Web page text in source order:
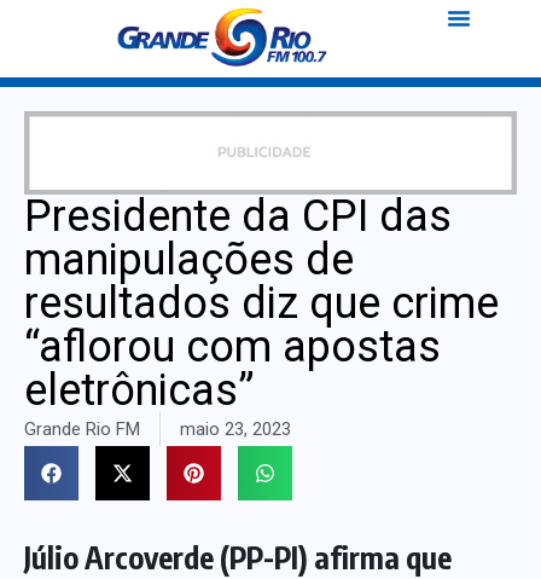
Presidente da CPI das
manipulações de
resultados diz que crime
“aflorou com apostas
eletrônicas”
Grande Rio FM maio 23, 2023
Júlio Arcoverde (PP-PI) afirma que